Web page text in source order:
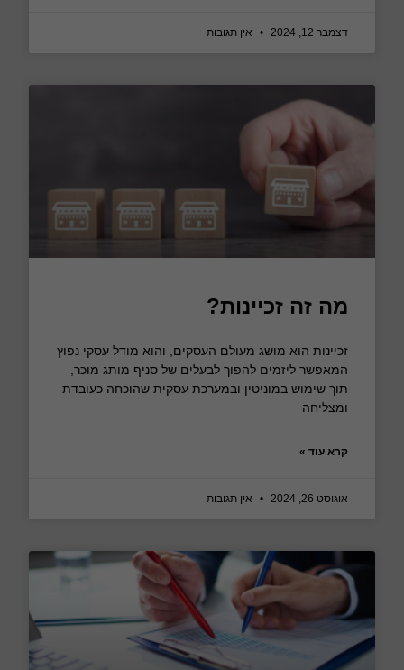
דצמבר 12, 2024 אין תגובות
מה זה זכיינות?
זכיינות הוא מושג מעולם העסקים, והוא מודל עסקי נפוץ
המאפשר ליזמים להפוך לבעלים של סניף מותג מוכר,
תוך שימוש במוניטין ובמערכת עסקית שהוכחה כעובדת
ומצליחה
קרא עוד »
אוגוסט 26, 2024 אין תגובות